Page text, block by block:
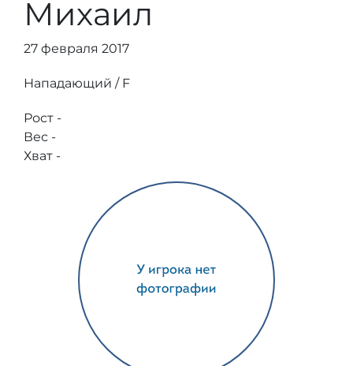
Михаил
27 февраля 2017
Нападающий / F
Рост -
Вес -
Хват -